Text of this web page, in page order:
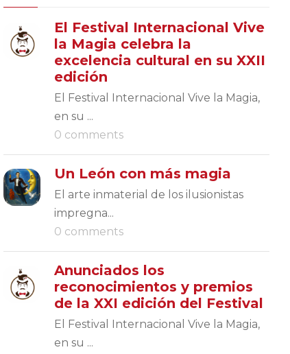
El Festival Internacional Vive
la Magia celebra la
excelencia cultural en su XXII
edición
El Festival Internacional Vive la Magia,
en su ...
0 comments
Un León con más magia
El arte inmaterial de los ilusionistas
impregna...
0 comments
Anunciados los
reconocimientos y premios
de la XXI edición del Festival
El Festival Internacional Vive la Magia,
en su ...